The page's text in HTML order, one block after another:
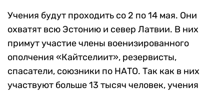
Учения будут проходить со 2 по 14 мая. Они
охватят всю Эстонию и север Латвии. В них
примут участие члены военизированного
ополчения «Кайтселиит», резервисты,
спасатели, союзники по НАТО. Так как в них
участвуют больше 13 тысяч человек, учения